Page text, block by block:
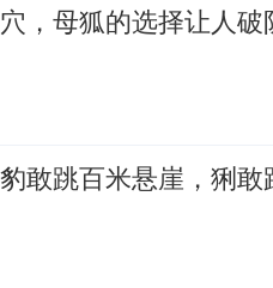
，母狐的选择让人
敢跳百米悬崖，猁敢